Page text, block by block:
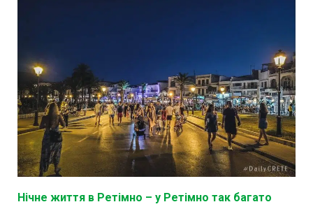
Нічне життя в Ретімно – у Ретімно так багато